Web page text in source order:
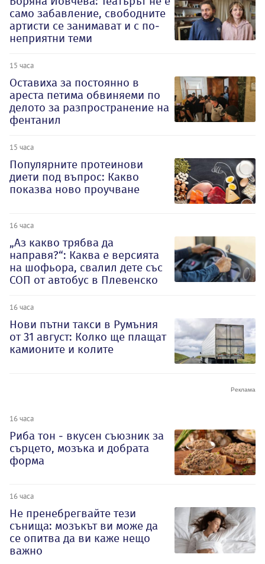
само забавление, свободните
артисти се занимават и с по-
неприятни теми
15 часа
Оставиха за постоянно в
ареста петима обвиняеми по
делото за разпространение на
фентанил
15 часа
Популярните протеинови
диети под въпрос: Какво
показва ново проучване
16 часа
„Аз какво трябва да
направя?“: Каква е версията
на шофьора, свалил дете със
СОП от автобус в Плевенско
16 часа
Нови пътни такси в Румъния
от 31 август: Колко ще плащат
камионите и колите
16 часа
Риба тон - вкусен съюзник за
сърцето, мозъка и добрата
форма
16 часа
Не пренебрегвайте тези
сънища: мозъкът ви може да
се опитва да ви каже нещо
важно